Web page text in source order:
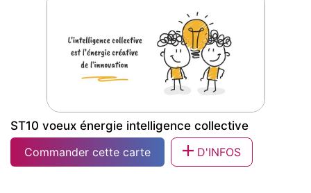
ST10 voeux énergie intelligence collective
Commander cette carte
D'INFOS